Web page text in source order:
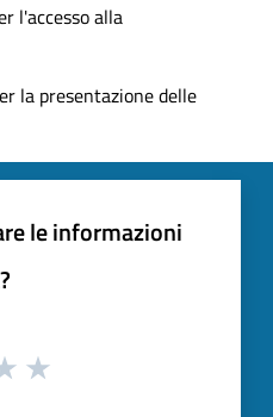
l'accesso alla
la presentazione delle
le informazioni